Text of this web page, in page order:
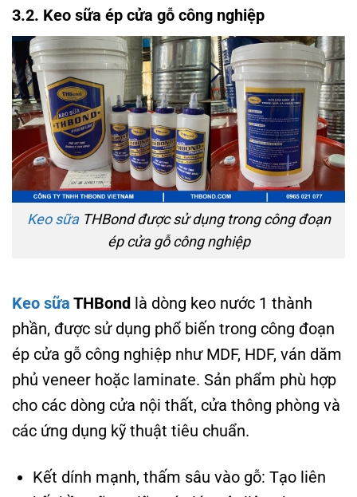
3.2. Keo sữa ép cửa gỗ công nghiệp
Keo sữaTHBond được sử dụng trong công đoạn
ép cửa gỗ công nghiệp
Keo sữa THBond là dòng keo nước 1 thành
phần, được sử dụng phổ biến trong công đoạn
ép cửa gỗ công nghiệp như MDF, HDF, ván dăm
phủ veneer hoặc laminate. Sản phẩm phù hợp
cho các dòng cửa nội thất, cửa thông phòng và
các ứng dụng kỹ thuật tiêu chuẩn.
Kết dính mạnh, thấm sâu vào gỗ: Tạo liên